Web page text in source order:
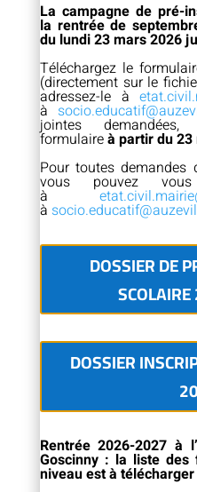
La campagne de pré-
la rentrée de
du lundi 23 mars 2026
Téléchargez le
(directement sur le
adressez-le à
à
jointes
formulaireà partir du
Pour toutes demandes
vous pouvez vous
à
à
DOSSIER DE
DOSSIER
Rentrée 2026-2027 à
Goscinny : la liste des
niveau est à